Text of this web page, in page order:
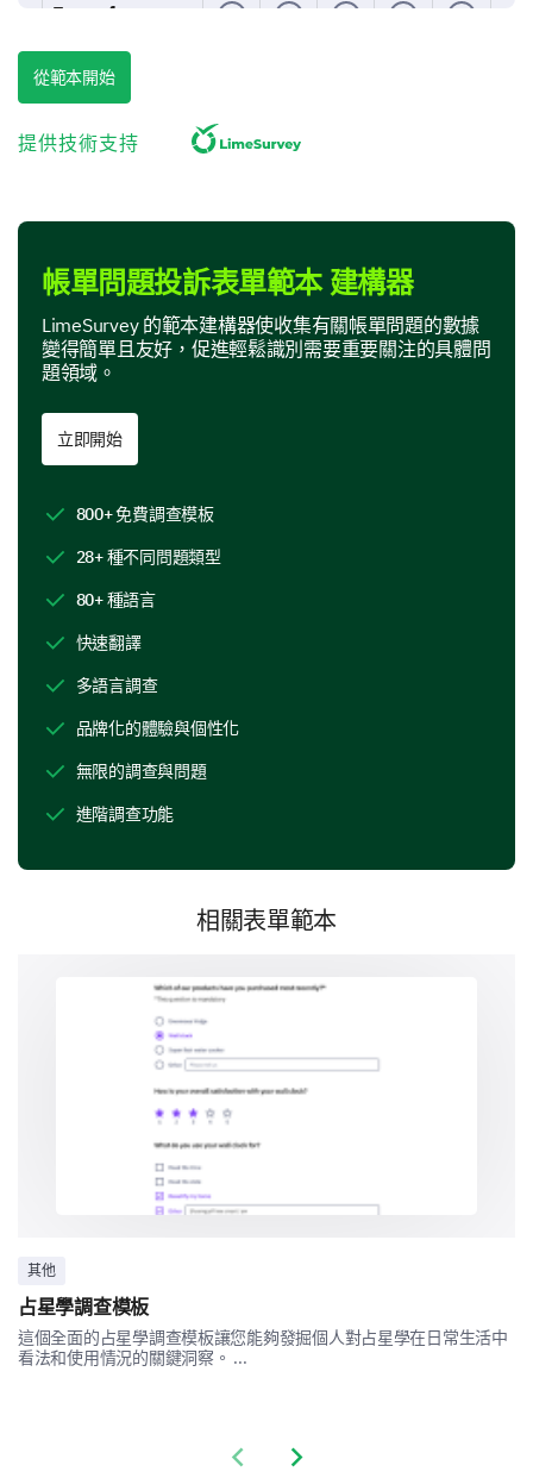
Ease of use
Performance
Value for money
In this section, we are interested in your perspective
on specific features of our product.
Which features of our product do you find most
useful? (Select all that apply)
Feature A
Feature D
product, what would it be and why?
Customer Support Experience
Given the importance of efficient and helpful
On a scale of 1-5, how would you rate our
customer service, with 1 being 'Very
Unsatisfactory' and 5 being 'Very Satisfactory'?
3 4 5
Can you provide a detailed description of a
recent experience with our customer service?
Share your overall experience and any additional
comments you have for us.
從範本開始
提供技術支持
帳單問題投訴表單範本 建構器
LimeSurvey 的範本建構器使收集有關帳單問題的數據
變得簡單且友好，促進輕鬆識別需要重要關注的具體問
題領域。
立即開始
800+ 免費調查模板
28+ 種不同問題類型
80+ 種語言
快速翻譯
多語言調查
品牌化的體驗與個性化
無限的調查與問題
進階調查功能
相關表單範本
其他
占星學調查模板
這個全面的占星學調查模板讓您能夠發掘個人對占星學在日常生活中
看法和使用情況的關鍵洞察。 ...
Previous slide
Next slide